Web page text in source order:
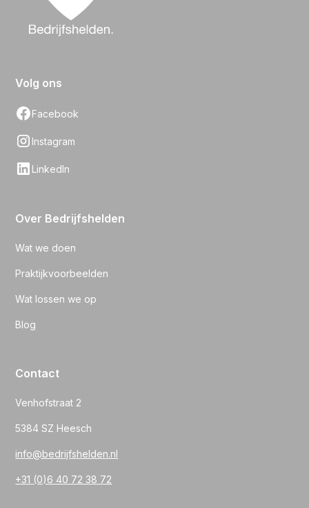
Volg ons
Facebook
Instagram
LinkedIn
Over Bedrijfshelden
Wat we doen
Praktijkvoorbeelden
Wat lossen we op
Blog
Contact
Venhofstraat 2
5384 SZ Heesch
info@bedrijfshelden.nl
+31 (0)6 40 72 38 72